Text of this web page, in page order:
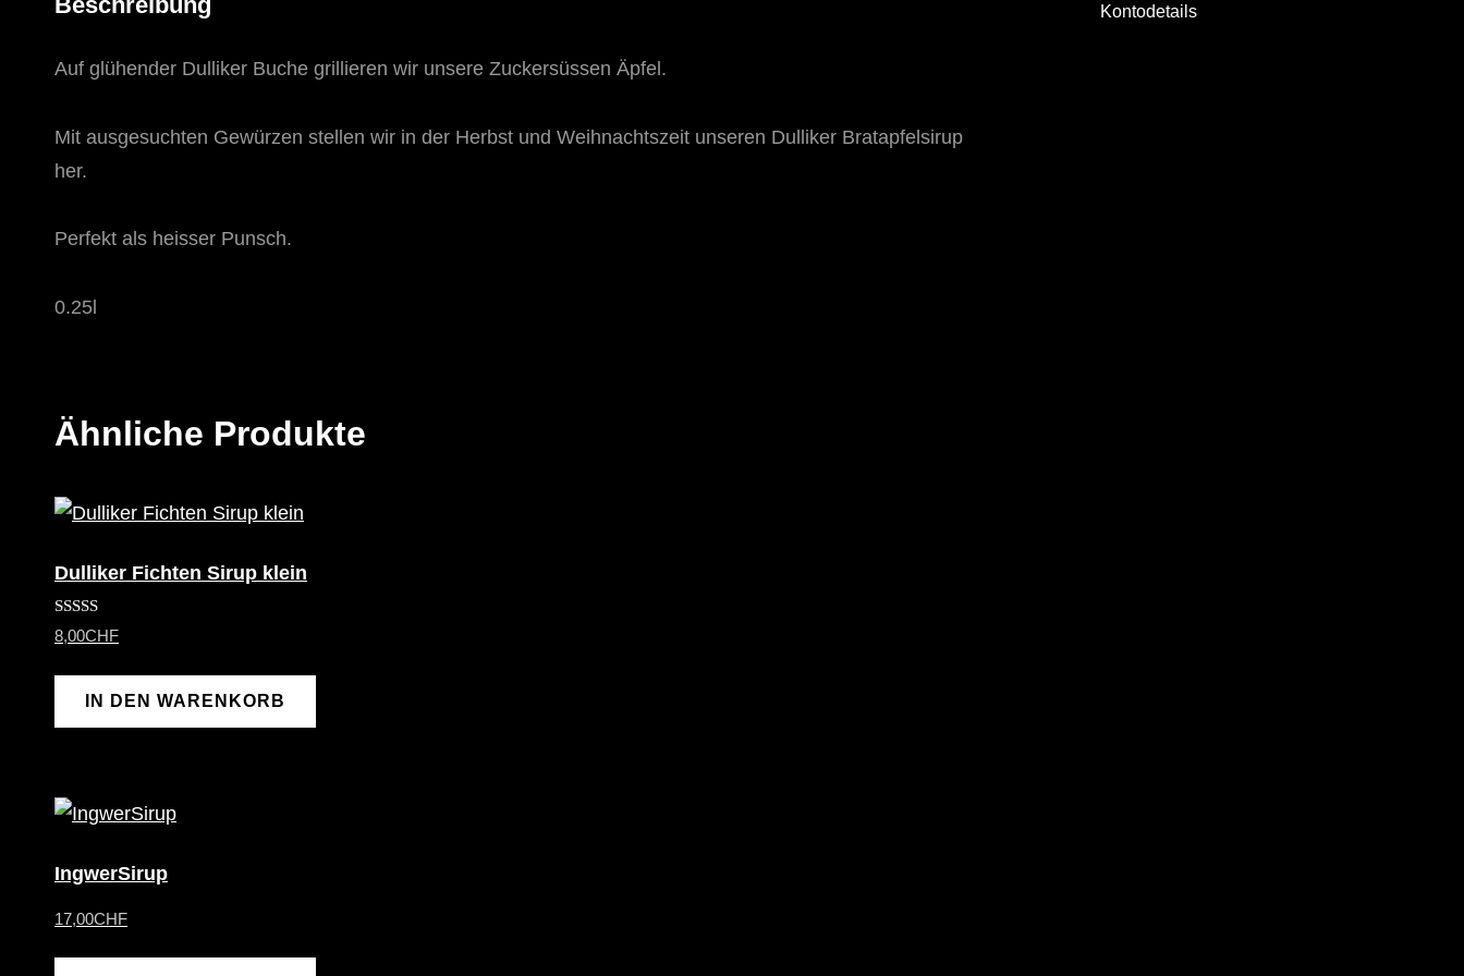
Auf glühender Dulliker Buche grillieren wir unsere Zuckersüssen Äpfel.
Mit ausgesuchten Gewürzen stellen wir in der Herbst und Weihnachtszeit unseren Dulliker Bratapfelsirup
her.
Perfekt als heisser Punsch.
0.25l
Ähnliche Produkte
Dulliker Fichten Sirup klein
Bewertet mit
5.00
8,00CHF
IN DEN WARENKORB
IngwerSirup
17,00CHF
Kontodetails